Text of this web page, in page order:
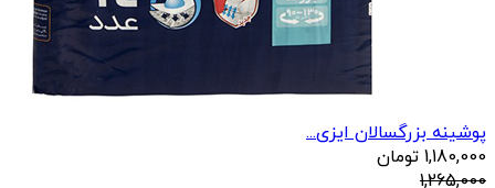
پوشینه بزرگسالان ایزی...
1,180,000 تومان
1,265,000